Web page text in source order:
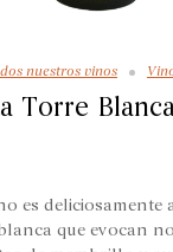
nuestros vinos
Torre
es
que evocan